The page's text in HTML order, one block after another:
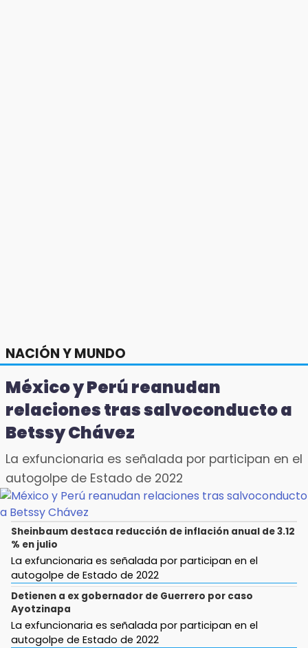
NACIÓN Y MUNDO
México y Perú reanudan
relaciones tras salvoconducto a
Betssy Chávez
La exfuncionaria es señalada por participan en el
autogolpe de Estado de 2022
Sheinbaum destaca reducción de inflación anual de 3.12
% en julio
La exfuncionaria es señalada por participan en el
autogolpe de Estado de 2022
Detienen a ex gobernador de Guerrero por caso
Ayotzinapa
La exfuncionaria es señalada por participan en el
autogolpe de Estado de 2022